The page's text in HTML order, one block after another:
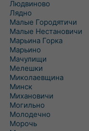
Людвиново
Лядно
Малые Городятичи
Малые Нестановичи
Марьина Горка
Марьино
Мачулищи
Мелешки
Миколаевщина
Минск
Михановичи
Могильно
Молодечно
Морочь